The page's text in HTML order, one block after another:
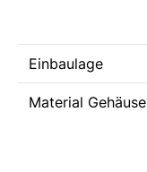
Einbaulage
Material Gehäuse